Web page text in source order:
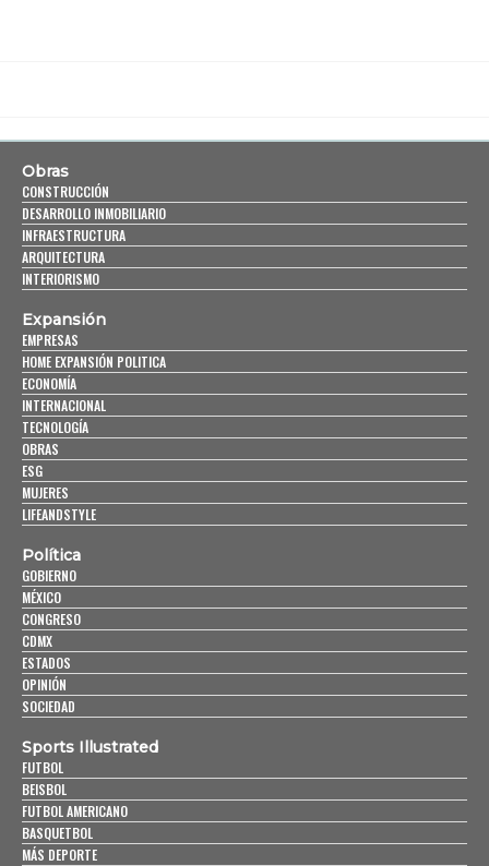
Obras
CONSTRUCCIÓN
DESARROLLO INMOBILIARIO
INFRAESTRUCTURA
ARQUITECTURA
INTERIORISMO
Expansión
EMPRESAS
HOME EXPANSIÓN POLITICA
ECONOMÍA
INTERNACIONAL
TECNOLOGÍA
OBRAS
ESG
MUJERES
LIFEANDSTYLE
Política
GOBIERNO
MÉXICO
CONGRESO
CDMX
ESTADOS
OPINIÓN
SOCIEDAD
Sports Illustrated
FUTBOL
BEISBOL
FUTBOL AMERICANO
BASQUETBOL
MÁS DEPORTE